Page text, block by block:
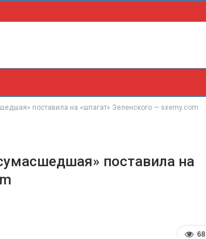
поставила на «шпагат» Зеленского — sxemy.com
поставила на
68